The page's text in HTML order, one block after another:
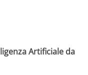
Artificiale da